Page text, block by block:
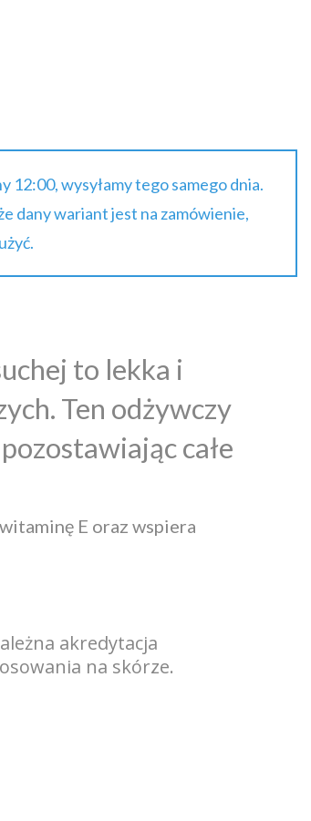
12:00, wysyłamy tego samego dnia.
dany wariant jest na zamówienie,
to lekka i
Ten odżywczy
całe
E oraz wspiera
akredytacja
na skórze.